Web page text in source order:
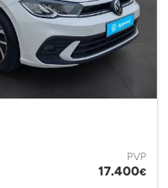
PVP
17.400€